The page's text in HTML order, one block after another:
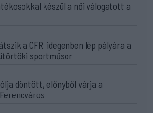
készül a női válogatott a
a CFR, idegenben lép pályára a
sportműsor
döntött, előnyből várja a